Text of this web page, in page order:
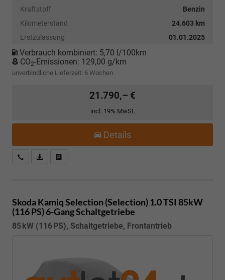
Kraftstoff
Benzin
Kilometerstand
24.603 km
Erstzulassung
01.01.2025
Verbrauch kombiniert: 5,70 l/100km
CO2-Emissionen: 129,00 g/km
unverbindliche Lieferzeit: 6 Wochen
21.790,– €
incl. 19% MwSt.
Details
Kostenloser Rückruf-Service
PDF-Datei, Fahrzeugexposé drucken
Skoda KamiqSelection (Selection) 1.0 TSI 85kW
(116 PS) 6-Gang Schaltgetriebe
85 kW (116 PS), Schaltgetriebe, Frontantrieb